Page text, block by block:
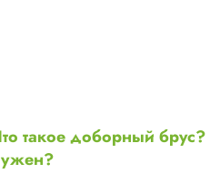
такое доборный